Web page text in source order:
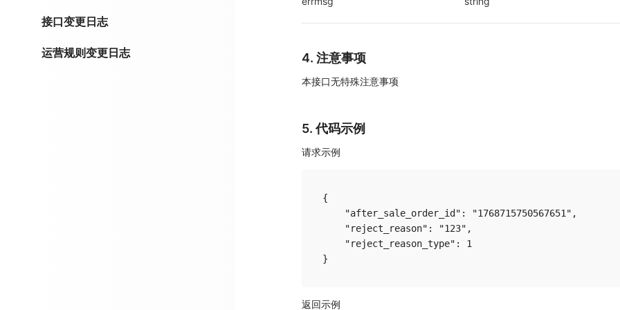
接口变更日志
运营规则变更日志 4. 注意事项
本接口无特殊注意事项
5. 代码示例
请求示例
{
    "after_sale_order_id": "1768715750567651",
    "reject_reason": "123",
    "reject_reason_type": 1
返回示例